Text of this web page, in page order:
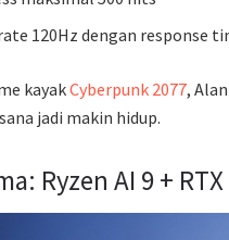
120Hz dengan response
kayakCyberpunk 2077,
jadi makin hidup.
Ryzen AI 9 +